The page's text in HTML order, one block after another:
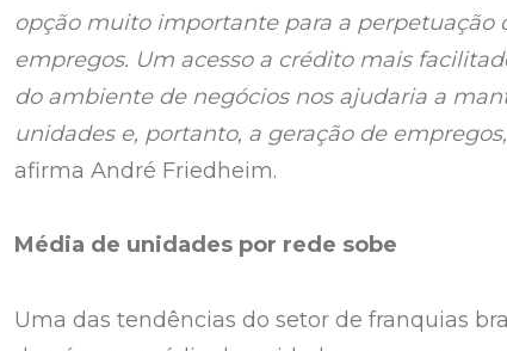
opção muito importante para a perpetuação
empregos. Um acesso a crédito mais
do ambiente de negócios nos ajudaria a
unidades e, portanto, a geração de
afirma André Friedheim.
Média de unidades por rede sobe
Uma das tendências do setor de franquias